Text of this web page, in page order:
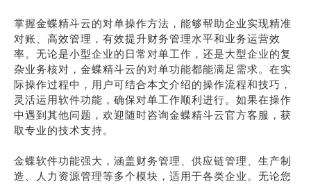
掌握金蝶精斗云的对单操作方法，能够帮助企业实现精准
对账、高效管理，有效提升财务管理水平和业务运营效
率。无论是小型企业的日常对单工作，还是大型企业的复
杂业务核对，金蝶精斗云的对单功能都能满足需求。在实
际操作过程中，用户可结合本文介绍的操作流程和技巧，
灵活运用软件功能，确保对单工作顺利进行。如果在操作
中遇到其他问题，欢迎随时咨询金蝶精斗云官方客服，获
取专业的技术支持。
金蝶软件功能强大，涵盖财务管理、供应链管理、生产制
造、人力资源管理等多个模块，适用于各类企业。无论您